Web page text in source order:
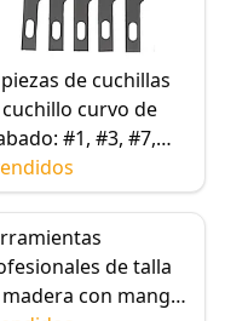
de cuchillas
curvo de
#1, #3, #7,
#12, #4, #11, #A16.
de repuesto
inoxidable
cuchillos
de talla de
de talla
con mango